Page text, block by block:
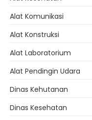
Alat Komunikasi
Alat Konstruksi
Alat Laboratorium
Alat Pendingin Udara
Dinas Kehutanan
Dinas Kesehatan